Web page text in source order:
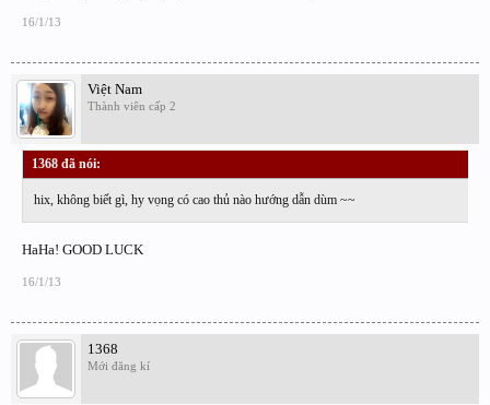
16/1/13
Việt Nam
Thành viên cấp 2
1368 đã nói:
hix, không biết gì, hy vọng có cao thủ nào hướng dẫn dùm ~~
HaHa! GOOD LUCK
16/1/13
1368
Mới đăng kí